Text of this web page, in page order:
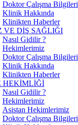
Doktor Çalışma Bilgileri
Klinik Hakkında
Klinikten Haberler
VE DİŞ SAĞLIĞI
Nasıl Gidilir ?
Hekimlerimiz
Doktor Çalışma Bilgileri
Klinik Hakkında
Klinikten Haberler
HEKİMLİĞİ
Nasıl Gidilir ?
Hekimlerimiz
Asistan Hekimlerimiz
Doktor Çalışma Bilgileri